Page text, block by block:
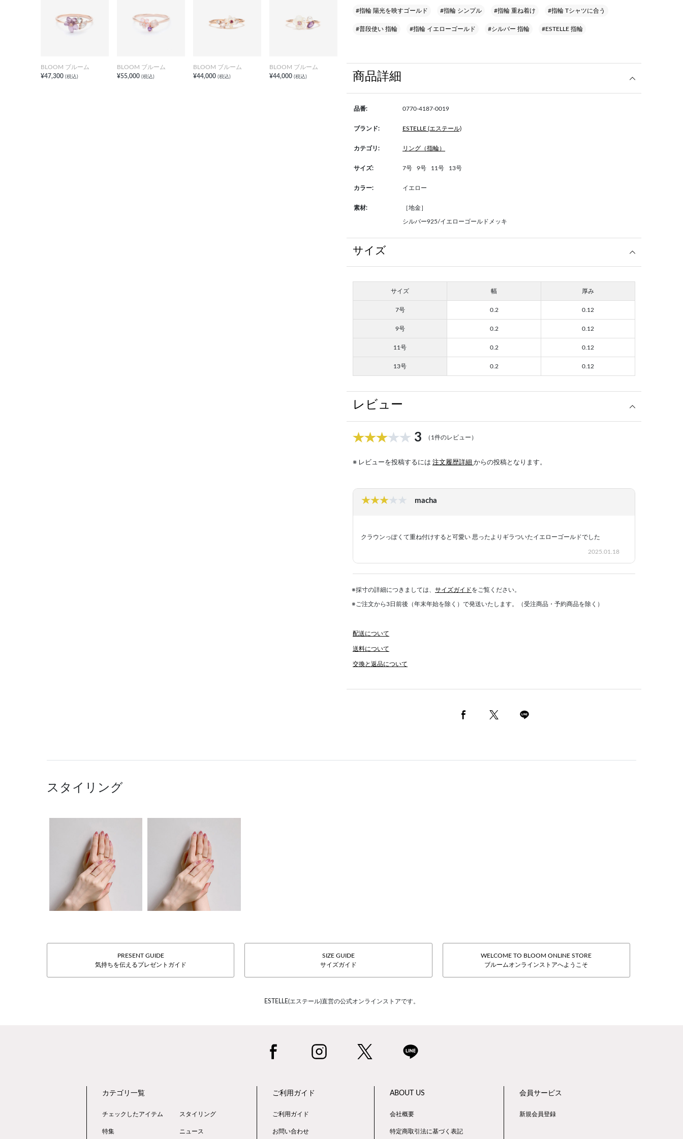
BLOOM ブルーム
¥47,300 (税込)
BLOOM ブルーム
¥55,000 (税込)
BLOOM ブルーム
¥44,000 (税込)
BLOOM ブルーム
¥44,000 (税込)
#指輪 陽光を映すゴールド #指輪 シンプル #指輪 重ね着け #指輪 Tシャツに合う
#普段使い 指輪 #指輪 イエローゴールド #シルバー 指輪 #ESTELLE 指輪
商品詳細
品番: 0770-4187-0019
ブランド: ESTELLE (エステール)
カテゴリ: リング（指輪）
サイズ: 7号 9号 11号 13号
カラー: イエロー
素材: ［地金］
シルバー925/イエローゴールドメッキ
サイズ
サイズ 幅 厚み
7号 0.2 0.12
9号 0.2 0.12
11号 0.2 0.12
13号 0.2 0.12
レビュー
3 （1件のレビュー）
※ レビューを投稿するには 注文履歴詳細 からの投稿となります。
macha
クラウンっぽくて重ね付けすると可愛い 思ったよりギラついたイエローゴールドでした
2025.01.18
※採寸の詳細につきましては、 サイズガイドをご覧ください。
※ご注文から3日前後（年末年始を除く）で発送いたします。（受注商品・予約商品を除く）
配送について
送料について
交換と返品について
スタイリング
PRESENT GUIDE
気持ちを伝えるプレゼントガイド
SIZE GUIDE
サイズガイド
WELCOME TO BLOOM ONLINE STORE
ブルームオンラインストアへようこそ
ESTELLE(エステール)直営の公式オンラインストアです。
カテゴリ一覧
チェックしたアイテム
特集
スタイリング
ニュース
ご利用ガイド
ご利用ガイド
お問い合わせ
ABOUT US
会社概要
特定商取引法に基づく表記
会員サービス
新規会員登録